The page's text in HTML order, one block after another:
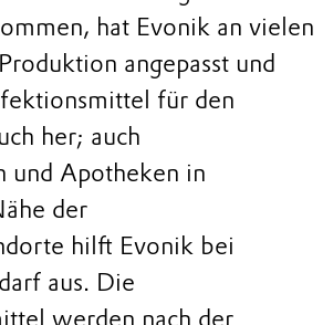
hat Evonik an vielen
angepasst und
für den
her; auch
und Apotheken in
der
hilft Evonik bei
aus. Die
werden nach der